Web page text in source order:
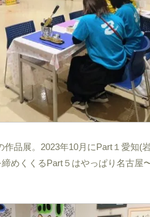
品展。2023年10月にPart１愛知(
めくくるPart５はやっぱり名古屋